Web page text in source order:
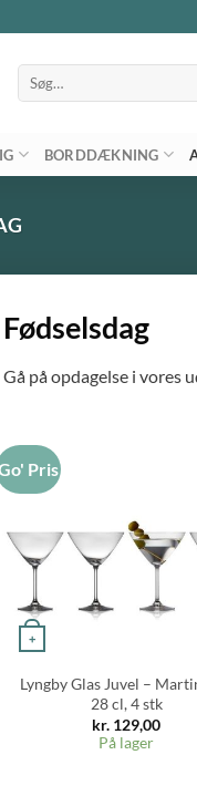
Søg
efter:
BORDDÆKNING
Fødselsdag
Gå på opdagelse i vores
Pris
+
Lyngby Glas Juvel –
28 cl, 4 stk
kr. 129,00
På lager